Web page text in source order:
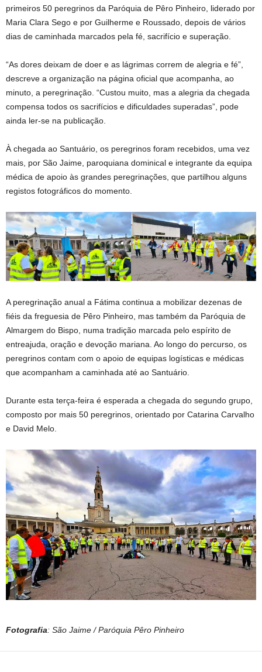
primeiros 50 peregrinos da Paróquia de Pêro Pinheiro, liderado por
Maria Clara Sego e por Guilherme e Roussado, depois de vários
dias de caminhada marcados pela fé, sacrifício e superação.
“As dores deixam de doer e as lágrimas correm de alegria e fé”,
descreve a organização na página oficial que acompanha, ao
minuto, a peregrinação. “Custou muito, mas a alegria da chegada
compensa todos os sacrifícios e dificuldades superadas”, pode
ainda ler-se na publicação.
À chegada ao Santuário, os peregrinos foram recebidos, uma vez
mais, por São Jaime, paroquiana dominical e integrante da equipa
médica de apoio às grandes peregrinações, que partilhou alguns
registos fotográficos do momento.
A peregrinação anual a Fátima continua a mobilizar dezenas de
fiéis da freguesia de Pêro Pinheiro, mas também da Paróquia de
Almargem do Bispo, numa tradição marcada pelo espírito de
entreajuda, oração e devoção mariana. Ao longo do percurso, os
peregrinos contam com o apoio de equipas logísticas e médicas
que acompanham a caminhada até ao Santuário.
Durante esta terça-feira é esperada a chegada do segundo grupo,
composto por mais 50 peregrinos, orientado por Catarina Carvalho
e David Melo.
Fotografia: São Jaime / Paróquia Pêro Pinheiro